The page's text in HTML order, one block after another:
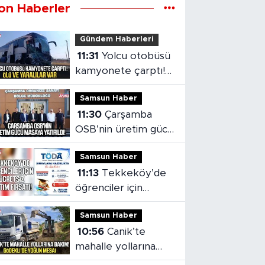
Haberler
Gündem Haberleri
11:31
kamyonete çarptı!
Ölü ve yaralılar var
Samsun Haber
11:30 Çarşamba
OSB’nin üretim gücü
masaya yatırıldı
Samsun Haber
11:13
öğrenciler için
ücretsiz eğitim
fırsatı!
Samsun Haber
10:56 Canik’te
mahalle yollarına
bakım! Gödekli’de